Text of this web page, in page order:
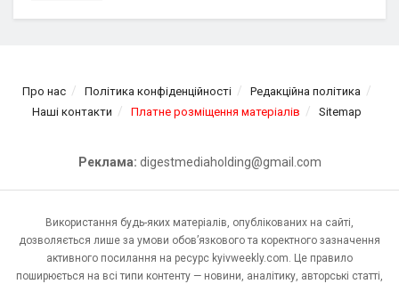
Про нас Політика конфіденційності
Редакційна політика
Наші контакти
Платне розміщення матеріалів Sitemap
Реклама: digestmediaholding@gmail.com
Використання будь-яких матеріалів, опублікованих на сайті,
дозволяється лише за умови обов’язкового та коректного зазначення
активного посилання на ресурс kyivweekly.com. Це правило
поширюється на всі типи контенту — новини, аналітику, авторські статті,